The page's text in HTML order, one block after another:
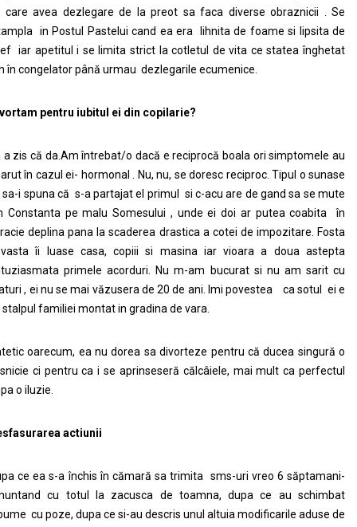
care avea dezlegare de la preot sa faca diverse obraznicii . Se
in Postul Pastelui cand ea era lihnita de foame si lipsita de
iar apetitul i se limita strict la cotletul de vita ce statea înghetat
în congelator până urmau dezlegarile ecumenice.
pentru iubitul ei din copilarie?
a zis că da.Am întrebat/o dacă e reciprocă boala ori simptomele au
în cazul ei- hormonal . Nu, nu, se doresc reciproc. Tipul o sunase
sa-i spuna că s-a partajat el primul si c-acu are de gand sa se mute
Constanta pe malu Somesului , unde ei doi ar putea coabita în
deplina pana la scaderea drastica a cotei de impozitare. Fosta
îi luase casa, copiii si masina iar vioara a doua astepta
primele acorduri. Nu m-am bucurat si nu am sarit cu
, ei nu se mai văzusera de 20 de ani. Imi povestea ca sotul ei e
stalpul familiei montat in gradina de vara.
oarecum, ea nu dorea sa divorteze pentru că ducea singură o
ci pentru ca i se aprinseseră călcâiele, mai mult ca perfectul
o iluzie.
actiunii
ce ea s-a închis în cămară sa trimita sms-uri vreo 6 săptamani-
cu totul la zacusca de toamna, dupa ce au schimbat
cu poze, dupa ce si-au descris unul altuia modificarile aduse de